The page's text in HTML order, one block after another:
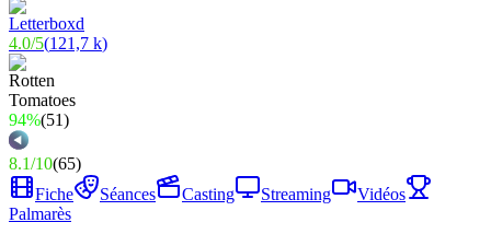
4.0/5(121,7 k)
94%(51)
8.1/10(65)
Fiche
Séances Casting Streaming
Vidéos
Palmarès